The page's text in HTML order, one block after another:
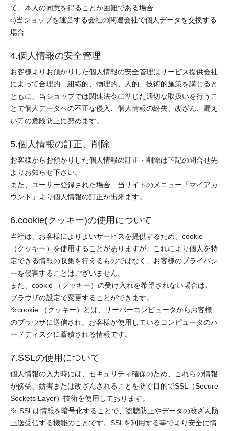
て、本人の同意を得ることが困難である場合
c)当ショップを運営する会社の関連会社で個人データを交換する
場合
4.個人情報の安全管理
お客様よりお預かりした個人情報の安全管理はサービス提供会社
によって合理的、組織的、物理的、人的、技術的施策を講じると
ともに、当ショップでは関連法令に準じた適切な取扱いを行うこ
とで個人データへの不正な侵入、個人情報の紛失、改ざん、漏え
い等の危険防止に努めます。
5.個人情報の訂正、削除
お客様からお預かりした個人情報の訂正・削除は下記の問合せ先
よりお知らせ下さい。
また、ユーザー登録された場合、当サイトのメニュー「マイアカ
ウント」より個人情報の訂正が出来ます。
6.cookie(クッキー)の使用について
当社は、お客様によりよいサービスを提供するため、cookie
（クッキー）を使用することがありますが、これにより個人を特
定できる情報の収集を行えるものではなく、お客様のプライバシ
ーを侵害することはございません。
また、cookie （クッキー）の受け入れを希望されない場合は、
ブラウザの設定で変更することができます。
※cookie （クッキー）とは、サーバーコンピュータからお客様
のブラウザに送信され、お客様が使用しているコンピュータのハ
ードディスクに蓄積される情報です。
7.SSLの使用について
個人情報の入力時には、セキュリティ確保のため、これらの情報
が傍受、妨害または改ざんされることを防ぐ目的でSSL（Secure
Sockets Layer）技術を使用しております。
※ SSLは情報を暗号化することで、盗聴防止やデータの改ざん防
止送受信する機能のことです。SSLを利用する事でより安全に情